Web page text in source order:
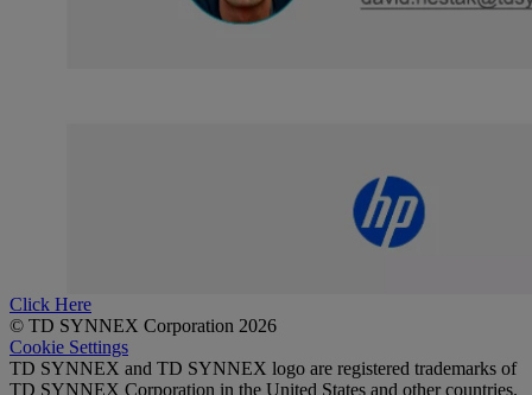
Click Here
© TD SYNNEX Corporation 2026
Cookie Settings
TD SYNNEX and TD SYNNEX logo are registered trademarks of
TD SYNNEX Corporation in the United States and other countries.